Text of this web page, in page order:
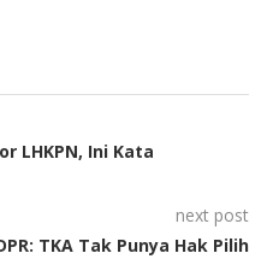
LHKPN, Ini Kata
next post
TKA Tak Punya Hak Pilih